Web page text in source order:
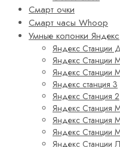
Смарт очки
Смарт часы Whoop
Умные колонки Яндекс
Яндекс Станции
Яндекс Станции
Яндекс Станции
Яндекс станция 3
Яндекс Станция 2
Яндекс Станция
Яндекс Станция
Яндекс Станции
Яндекс Станции